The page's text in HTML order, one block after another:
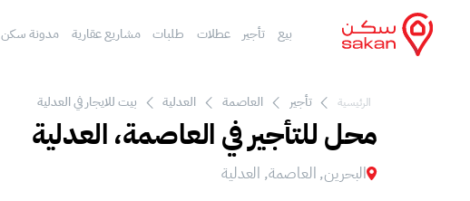
بيع تأجير عطلات طلبات مشاريع عقارية مدونة سكن
الرئيسية تأجير العاصمة العدلية بيت للايجار في العدلية
محل للتأجير في العاصمة، العدلية
البحرين, العاصمة, العدلية